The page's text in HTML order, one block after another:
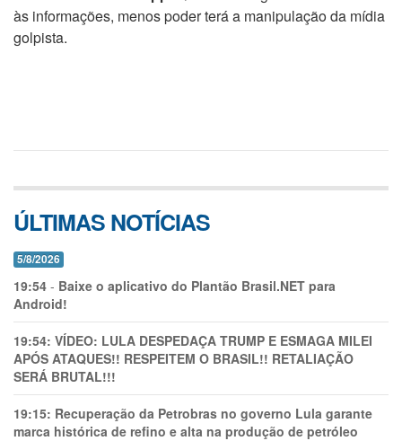
às informações, menos poder terá a manipulação da mídia
golpista.
ÚLTIMAS NOTÍCIAS
5/8/2026
19:54 - Baixe o aplicativo do Plantão Brasil.NET para
Android!
19:54: VÍDEO: LULA DESPEDAÇA TRUMP E ESMAGA MILEI
APÓS ATAQUES!! RESPEITEM O BRASIL!! RETALIAÇÃO
SERÁ BRUTAL!!!
19:15: Recuperação da Petrobras no governo Lula garante
marca histórica de refino e alta na produção de petróleo